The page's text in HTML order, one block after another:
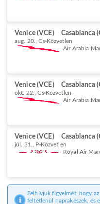
Venice (VCE) Casablanca
aug. 20., Cs Közvetlen
Air Arabia
Venice (VCE) Casablanca
okt. 22., Cs Közvetlen
Air Arabia
Venice (VCE) Casablanca
júl. 31., P Közvetlen
Royal Air
Felhívjuk figyelmét, hogy
feltétlenül naprakészek, és